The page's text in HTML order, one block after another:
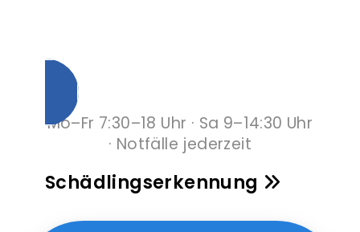
Mo–Fr 7:30–18 Uhr · Sa 9–14:30 Uhr
· Notfälle jederzeit
Schädlingserkennung